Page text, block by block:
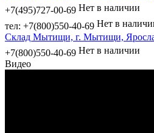
+7(495)727-00-69 Нет в наличии
тел: +7(800)550-40-69 Нет в
Склад Мытищи, г. Мытищи,
+7(800)550-40-69 Нет в наличии
Видео